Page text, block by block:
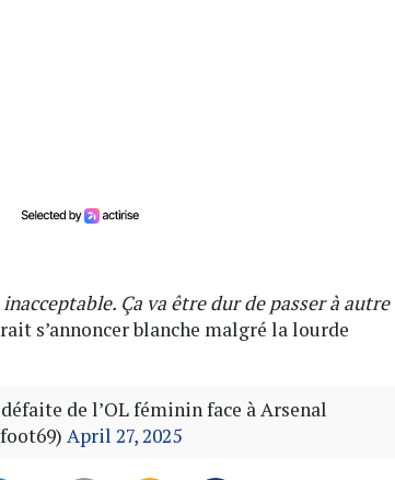
Ça va être dur de passer à autre
s’annoncer blanche malgré la lourde
de l’OL féminin face à Arsenal
April 27, 2025